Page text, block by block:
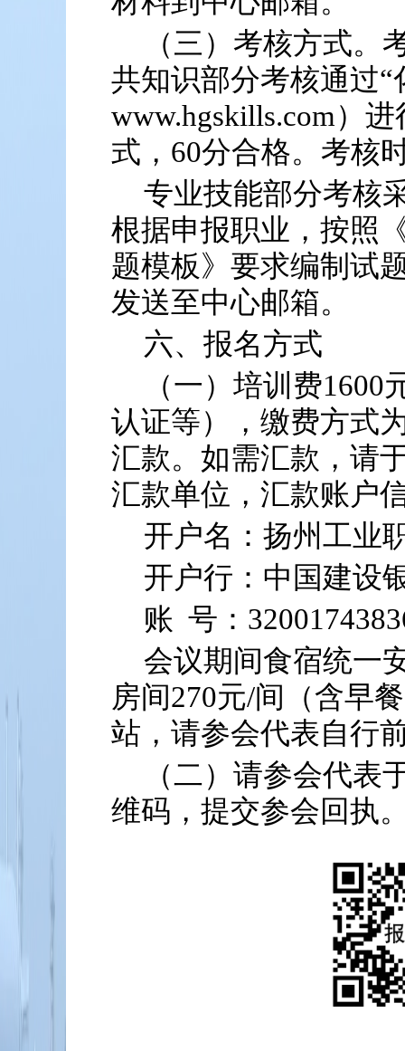
（三）考核方式。
共知识部分考核通过“
www.hgskills.com）
式，60分合格。考核
专业技能部分考核
根据申报职业，按照
题模板》要求编制试
发送至中心邮箱。
六、报名方式
（一）培训费
认证等），缴费方式
汇款。如需汇款，请
汇款单位，汇款账户
开户名：扬州工业
开户行：中国建设
账 号：
会议期间食宿统一
房间270元/间（含早
站，请参会代表自行
（二）请参会代表
维码，提交参会回执